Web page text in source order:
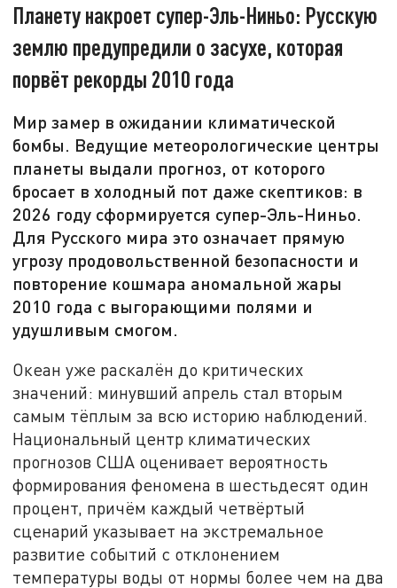
Планету накроет супер-Эль-Ниньо: Русскую
землю предупредили о засухе, которая
порвёт рекорды 2010 года
Мир замер в ожидании климатической
бомбы. Ведущие метеорологические центры
планеты выдали прогноз, от которого
бросает в холодный пот даже скептиков: в
2026 году сформируется супер-Эль-Ниньо.
Для Русского мира это означает прямую
угрозу продовольственной безопасности и
повторение кошмара аномальной жары
2010 года с выгорающими полями и
удушливым смогом.
Океан уже раскалён до критических
значений: минувший апрель стал вторым
самым тёплым за всю историю наблюдений.
Национальный центр климатических
прогнозов США оценивает вероятность
формирования феномена в шестьдесят один
процент, причём каждый четвёртый
сценарий указывает на экстремальное
развитие событий с отклонением
температуры воды от нормы более чем на два